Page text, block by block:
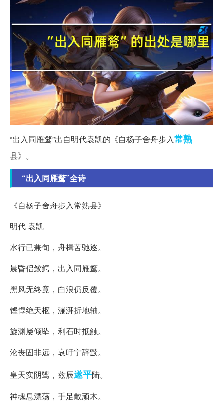
“出入同雁鹜”出自明代袁凯的《自杨子舍舟步入常熟
县》。
“出入同雁鹜”全诗
《自杨子舍舟步入常熟县》
明代 袁凯
水行已兼旬，舟楫苦驰逐。
晨昏侣鲛鳄，出入同雁鹜。
黑风无终竟，白浪仍反覆。
铿惸绝天枢，漰湃折地轴。
旋渊屡倾坠，利石时抵触。
沦丧固非远，哀吁宁辞黩。
皇天实阴骘，兹辰遂平陆。
神魂息漂荡，手足散顽木。